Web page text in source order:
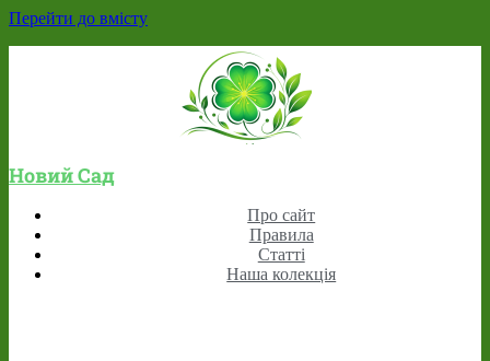
Перейти до вмісту
Новий Сад
Про сайт
Правила
Статті
Наша колекція